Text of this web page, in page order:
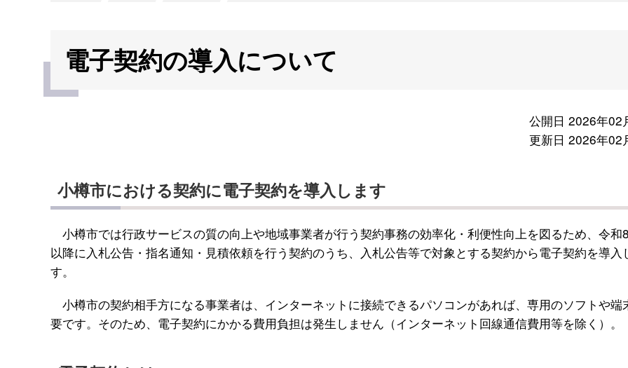
電子契約の導入について
公開日 2026年02
更新日 2026年02
小樽市における契約に電子契約を導入します
小樽市では行政サービスの質の向上や地域事業者が行う契約事務の効率化・利便性向上を図るため、令和
以降に入札公告・指名通知・見積依頼を行う契約のうち、入札公告等で対象とする契約から電子契約を導入
す。
小樽市の契約相手方になる事業者は、インターネットに接続できるパソコンがあれば、専用のソフトや端
要です。そのため、電子契約にかかる費用負担は発生しません（インターネット回線通信費用等を除く）。